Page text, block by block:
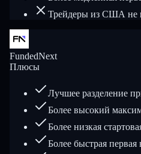
Трейдеры из США не
FundedNext
Плюсы
Лучшее разделение
Более высокий
Более низкая
Более быстрая